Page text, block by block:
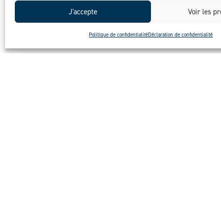
J'accepte Voir les
Politique de confidentialitéDéclaration de confidentialité